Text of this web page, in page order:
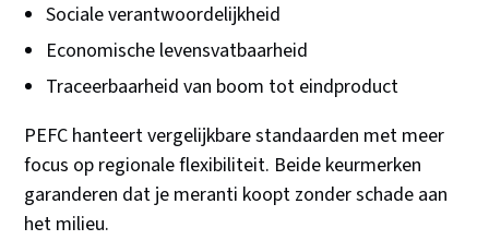
Sociale verantwoordelijkheid
Economische levensvatbaarheid
Traceerbaarheid van boom tot eindproduct
PEFC hanteert vergelijkbare standaarden met meer
focus op regionale flexibiliteit. Beide keurmerken
garanderen dat je meranti koopt zonder schade aan
het milieu.